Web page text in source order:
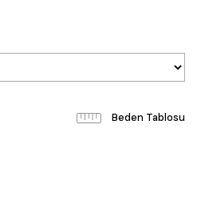
Beden Tablosu